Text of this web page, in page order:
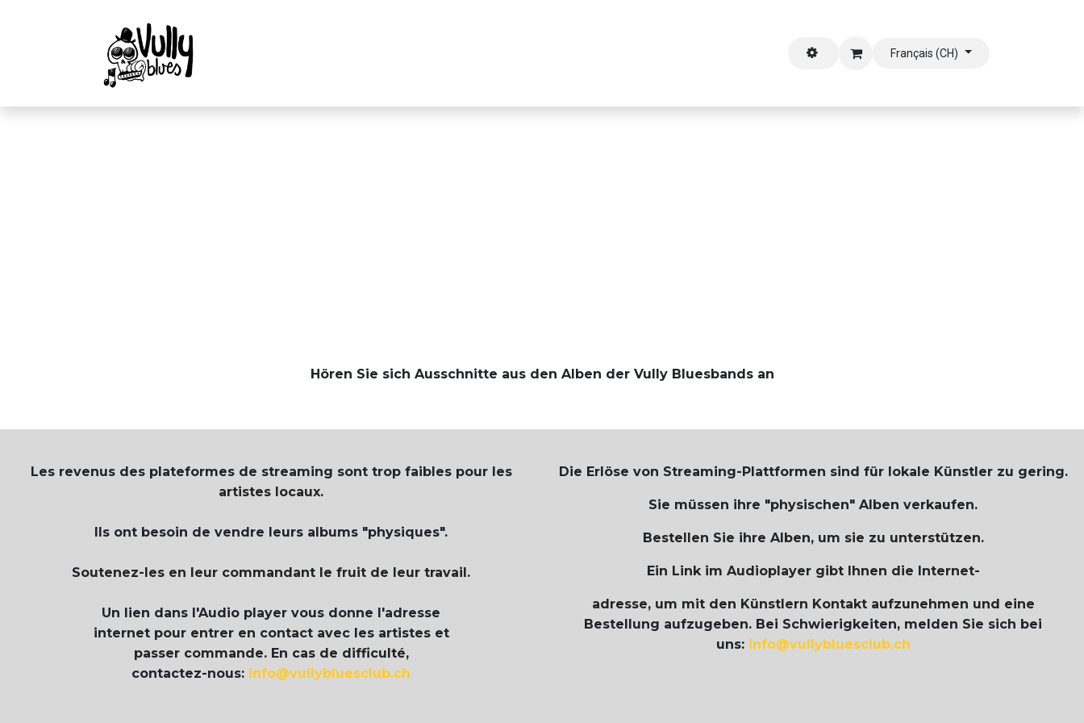
Français (CH)
Hören Sie sich Ausschnitte aus den Alben der Vully Bluesbands an
Les revenus des plateformes de streaming sont trop faibles pour les
artistes locaux.
Ils ont besoin de vendre leurs albums "physiques".
Soutenez-les en leur commandant le fruit de leur travail.
Un lien dans l'Audio player vous donne l'adresse
internet pour entrer en contact avec les artistes et
passer commande. En cas de difficulté,
contactez-nous: info@vullybluesclub.ch
Die Erlöse von Streaming-Plattformen sind für lokale Künstler zu gering.
Sie müssen ihre "physischen" Alben verkaufen.
Bestellen Sie ihre Alben, um sie zu unterstützen.
Ein Link im Audioplayer gibt Ihnen die Internet-
adresse, um mit den Künstlern Kontakt aufzunehmen und eine
Bestellung aufzugeben. Bei Schwierigkeiten, melden Sie sich bei
uns: info@vullybluesclub.ch